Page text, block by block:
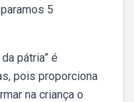
5
pátria” é
pois proporciona
na criança o